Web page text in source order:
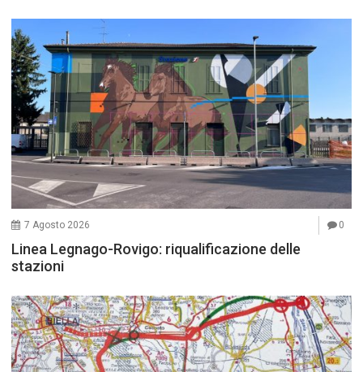
7 Agosto 2026 0
Linea Legnago-Rovigo: riqualificazione delle
stazioni